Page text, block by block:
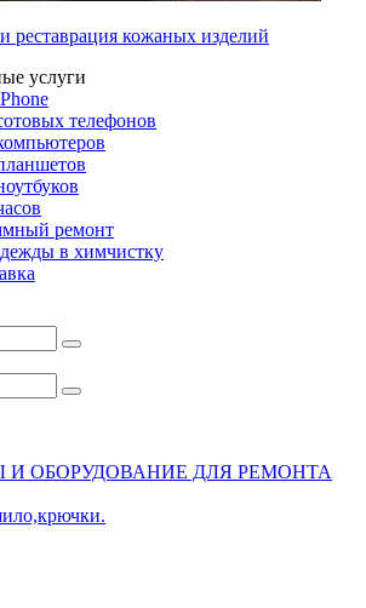
реставрация кожаных изделий
услуги
телефонов
ремонт
в химчистку
И ОБОРУДОВАНИЕ ДЛЯ РЕМОНТА